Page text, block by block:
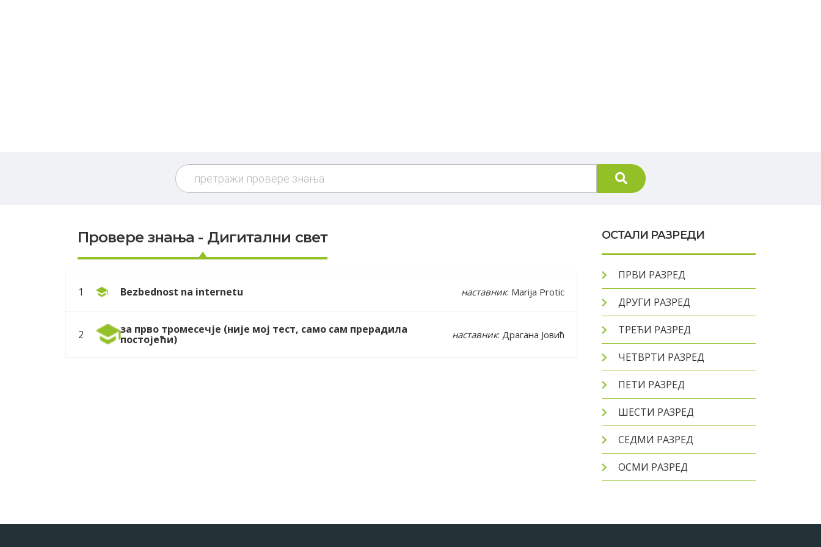
Провере знања - Дигитални свет
1 Bezbednost na internetu наставник: Marija Protic
2 за прво тромесечје (није мој тест, само сам прерадила
постојећи) наставник: Драгана Јовић
OСТАЛИ РАЗРЕДИ
ПРВИ РАЗРЕД
ДРУГИ РАЗРЕД
ТРЕЋИ РАЗРЕД
ЧЕТВРТИ РАЗРЕД
ПЕТИ РАЗРЕД
ШЕСТИ РАЗРЕД
СЕДМИ РАЗРЕД
ОСМИ РАЗРЕД